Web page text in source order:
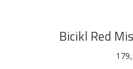
Bicikl Red